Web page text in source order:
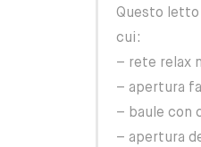
Questo
cui:
– rete relax
– apertura
– baule con
– apertura